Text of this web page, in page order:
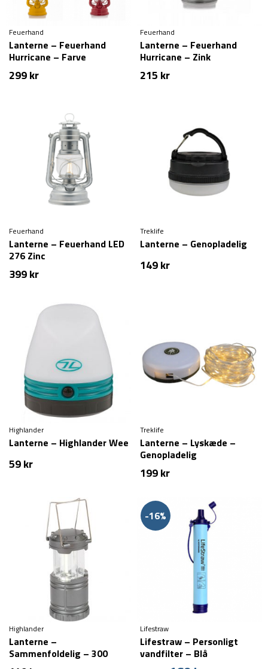
Feuerhand
Lanterne – Feuerhand
Hurricane – Farve
299kr
Feuerhand
Lanterne – Feuerhand
Hurricane – Zink
215 kr
Feuerhand
Lanterne – Feuerhand LED
276 Zinc
399kr
Treklife
Lanterne – Genopladelig
149kr
Highlander
Lanterne – Highlander Wee
59kr
Treklife
Lanterne – Lyskæde –
Genopladelig
199kr
Highlander
Lanterne –
Sammenfoldelig – 300
lumen
-16%
Lifestraw
Lifestraw – Personligt
vandfilter – Blå